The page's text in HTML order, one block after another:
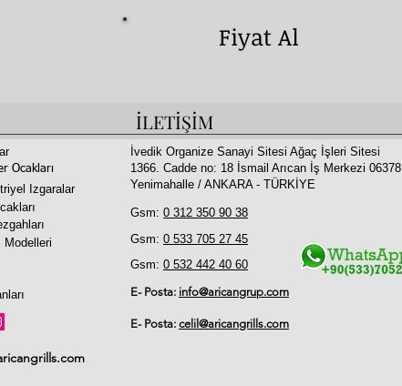
Fiyat Al
İLETİŞİM
Ocakları
Izgaralar
İvedik Organize Sanayi Sitesi Ağaç İşleri Sitesi
1366. Cadde no: 18 İsmail Arıcan İş Merkezi 06378
Yenimahalle / ANKARA - TÜRKİYE
Modelleri
Gsm: 0 533 705 27 45
E- Posta: info@aricangrup.com
Gsm: 0 532 442 40 60
Gsm: 0 312 350 90 38
E- Posta: celil@aricangrills.com